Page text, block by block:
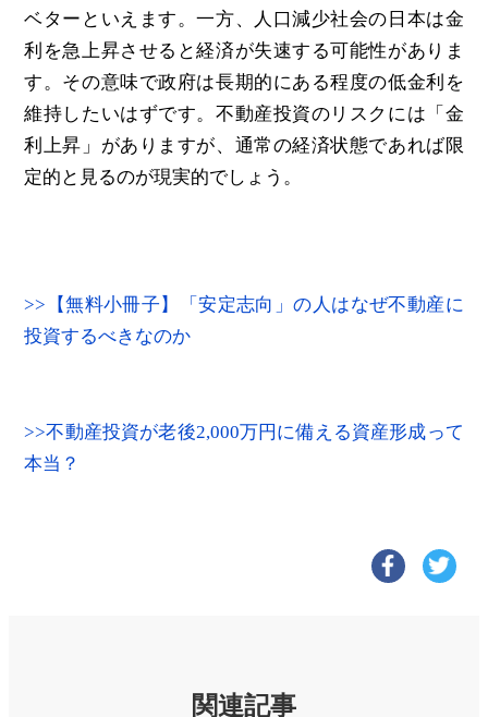
ベターといえます。一方、人口減少社会の日本は金
利を急上昇させると経済が失速する可能性がありま
す。その意味で政府は長期的にある程度の低金利を
維持したいはずです。不動産投資のリスクには「金
利上昇」がありますが、通常の経済状態であれば限
定的と見るのが現実的でしょう。
>>【無料小冊子】「安定志向」の人はなぜ不動産に
投資するべきなのか
>>不動産投資が老後2,000万円に備える資産形成って
本当？
関連記事